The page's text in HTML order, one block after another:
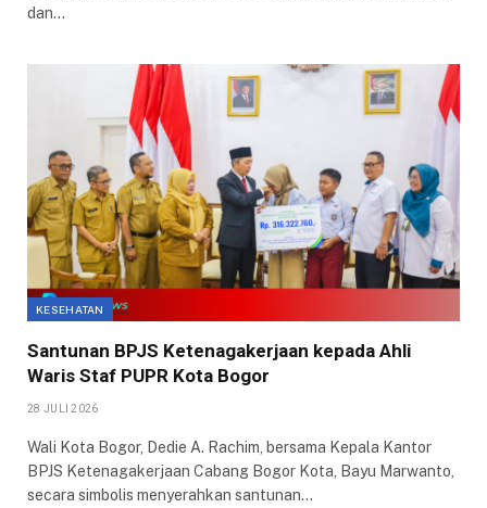
dan…
KESEHATAN
Santunan BPJS Ketenagakerjaan kepada Ahli
Waris Staf PUPR Kota Bogor
28 JULI 2026
Wali Kota Bogor, Dedie A. Rachim, bersama Kepala Kantor
BPJS Ketenagakerjaan Cabang Bogor Kota, Bayu Marwanto,
secara simbolis menyerahkan santunan…